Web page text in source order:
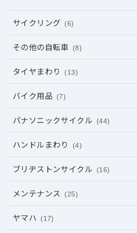
サイクリング (6)
その他の自転車 (8)
タイヤまわり (13)
バイク用品 (7)
パナソニックサイクル (44)
ハンドルまわり (4)
ブリヂストンサイクル (16)
メンテナンス (25)
ヤマハ (17)